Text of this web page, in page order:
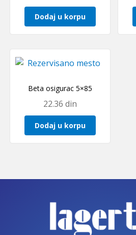
Dodaj u korpu
Beta osigurac 5×85
22.36 din
Dodaj u korpu